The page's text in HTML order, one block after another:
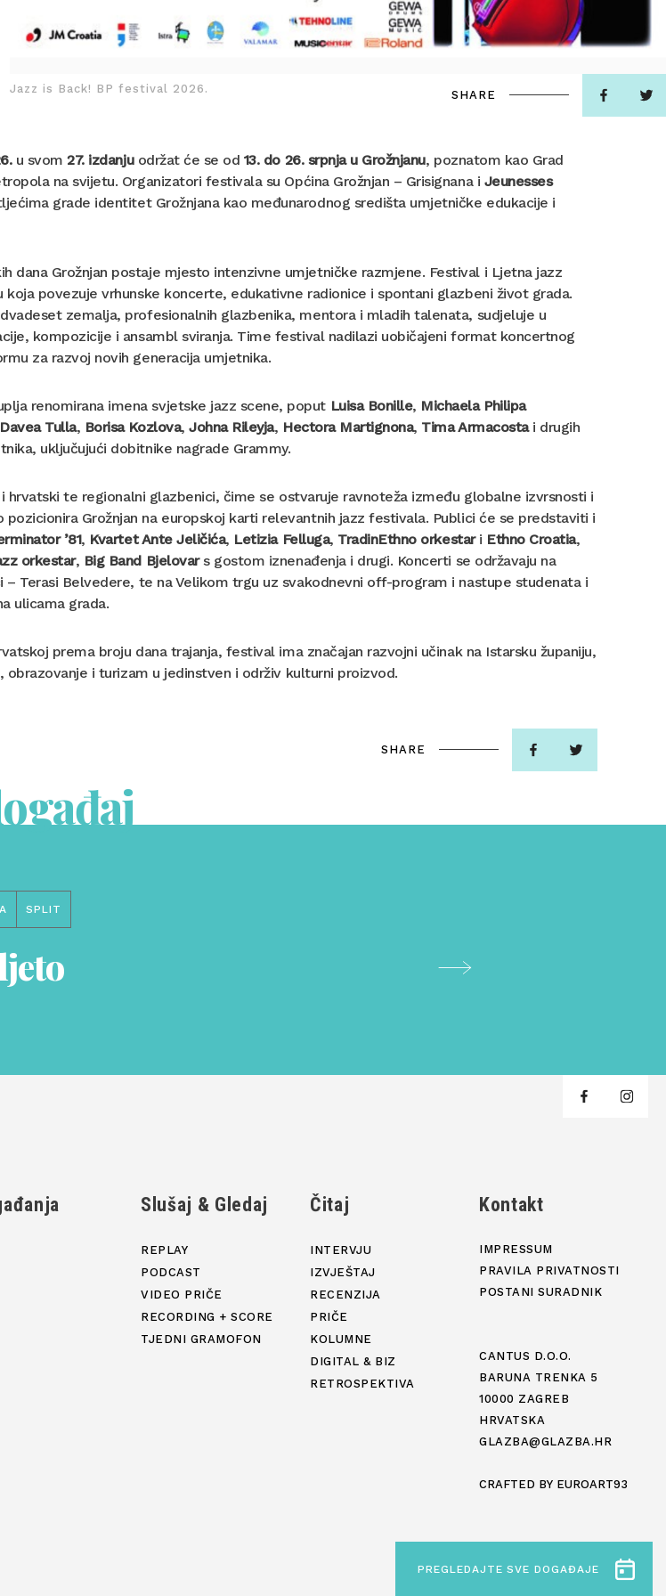
PREGLEDAJTE SVE DOGAĐAJE
Jazz is Back! BP festival 2026. SHARE
u svom27. izdanjuodržat će se od 13. do 26. srpnja u Grožnjanu, poznatom kao Grad
na svijetu. Organizatori festivala su Općina Grožnjan – Grisignana i Jeunesses
grade identitet Grožnjana kao međunarodnog središta umjetničke edukacije i
dana Grožnjan postaje mjesto intenzivne umjetničke razmjene. Festival i Ljetna jazz
koja povezuje vrhunske koncerte, edukativne radionice i spontani glazbeni život grada.
zemalja, profesionalnih glazbenika, mentora i mladih talenata, sudjeluje u
kompozicije i ansambl sviranja. Time festival nadilazi uobičajeni format koncertnog
za razvoj novih generacija umjetnika.
renomirana imena svjetske jazz scene, poput Luisa Bonille, Michaela Philipa
Davea Tulla, Borisa Kozlova,Johna Rileyja, Hectora Martignona, Tima Armacostai drugih
uključujući dobitnike nagrade Grammy.
i hrvatski te regionalni glazbenici, čime se ostvaruje ravnoteža između globalne izvrsnosti i
Grožnjan na europskoj karti relevantnih jazz festivala. Publici će se predstaviti i
’81, Kvartet Ante Jeličića, Letizia Felluga, TradinEthno orkestari Ethno Croatia,
orkestar, Big Band Bjelovars gostom iznenađenja i drugi. Koncerti se održavaju na
Terasi Belvedere, te na Velikom trgu uz svakodnevni off-program i nastupe studenata i
ulicama grada.
prema broju dana trajanja, festival ima značajan razvojni učinak na Istarsku županiju,
obrazovanje i turizam u jedinstven i održiv kulturni proizvod.
SHARE
SPLIT
Slušaj & Gledaj
REPLAY
PODCAST
VIDEO PRIČE
RECORDING + SCORE
TJEDNI GRAMOFON
Čitaj
INTERVJU
IZVJEŠTAJ
RECENZIJA
PRIČE
KOLUMNE
DIGITAL & BIZ
RETROSPEKTIVA
Kontakt
IMPRESSUM
PRAVILA PRIVATNOSTI
POSTANI SURADNIK
CANTUS D.O.O.
BARUNA TRENKA 5
10000 ZAGREB
HRVATSKA
GLAZBA@GLAZBA.HR
CRAFTED BY EUROART93